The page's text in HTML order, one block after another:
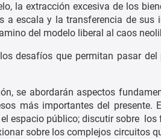
la extracción excesiva de los
a escala y la transferencia de
del modelo liberal al caos
desafíos que permitan pasar
se abordarán aspectos
más importantes del presente.
espacio público; discutir sobre los
sobre los complejos circuitos